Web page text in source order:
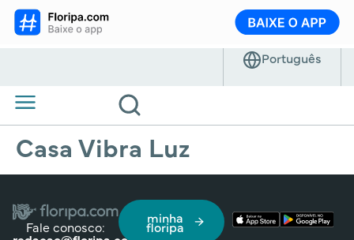
Casa Vibra Luz
Fale conosco:
minha
floripa